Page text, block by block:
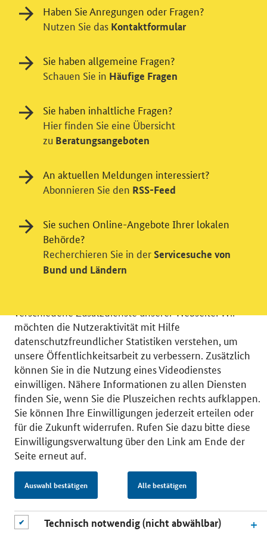
© 2026 Bundesministerium für Wirtschaft und Energie
RSS
Benutzerhinweise
Inhaltsverzeichnis
Impressum
Barrierefreiheit
Datenschutz
Einwilligungsverwaltung
Einwilligung in Tracking und / oder
Videodienst
verschiedene Zusatzdienste unserer Webseite: Wir
möchten die Nutzeraktivität mit Hilfe
datenschutzfreundlicher Statistiken verstehen, um
unsere Öffentlichkeitsarbeit zu verbessern. Zusätzlich
können Sie in die Nutzung eines Videodienstes
einwilligen. Nähere Informationen zu allen Diensten
finden Sie, wenn Sie die Pluszeichen rechts aufklappen.
Sie können Ihre Einwilligungen jederzeit erteilen oder
für die Zukunft widerrufen. Rufen Sie dazu bitte diese
Einwilligungsverwaltung über den Link am Ende der
Seite erneut auf.
Auswahl bestätigen Alle bestätigen
Technisch notwendig (nicht abwählbar)
Haben Sie Anregungen oder Fragen?
Nutzen Sie das Kontaktformular
Sie haben allgemeine Fragen?
Schauen Sie in Häufige Fragen
Sie haben inhaltliche Fragen?
Hier finden Sie eine Übersicht
zu Beratungsangeboten
An aktuellen Meldungen interessiert?
Abonnieren Sie den RSS-Feed
Sie suchen Online-Angebote Ihrer lokalen
Behörde?
Recherchieren Sie in der Servicesuche von
Bund und Ländern